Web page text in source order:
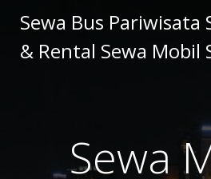
to
Sewa Bus Pariwisata
& Rental Sewa Mobil
Sewa